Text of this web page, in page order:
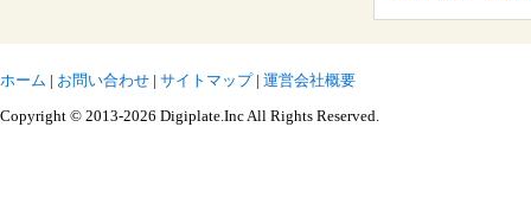
ホーム | お問い合わせ | サイトマップ| 運営会社概要
Copyright © 2013-2026 Digiplate.Inc All Rights Reserved.